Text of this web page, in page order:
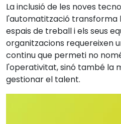
La inclusió de les noves
l'automatització transforma
espais de treball i els seus
organitzacions requereixen
continu que permeti no
l'operativitat, sinó també la
gestionar el talent.